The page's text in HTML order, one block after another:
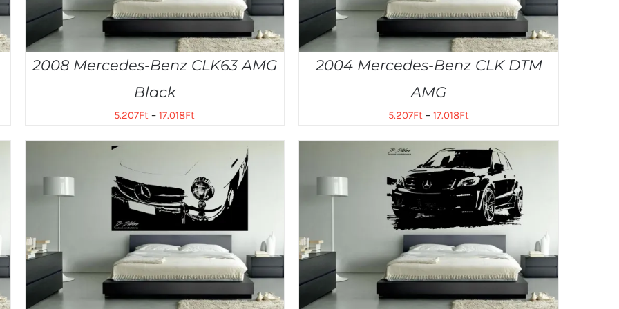
2008 Mercedes-Benz CLK63 AMG
Black
5.207Ft –17.018Ft
2004 Mercedes-Benz CLK DTM
AMG
5.207Ft –17.018Ft